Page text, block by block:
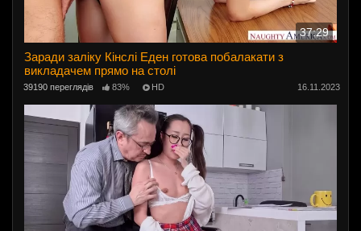
37:29
Заради заліку Кінслі Еден готова побалакати з
викладачем прямо на столі
39190 переглядів 83% HD 16.11.2023